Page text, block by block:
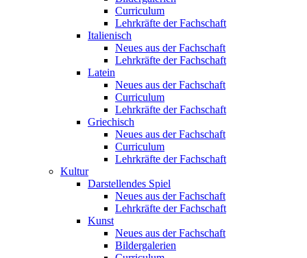
Curriculum
Lehrkräfte der Fachschaft
Italienisch
Neues aus der Fachschaft
Lehrkräfte der Fachschaft
Latein
Neues aus der Fachschaft
Curriculum
Lehrkräfte der Fachschaft
Griechisch
Neues aus der Fachschaft
Curriculum
Lehrkräfte der Fachschaft
Kultur
Darstellendes Spiel
Neues aus der Fachschaft
Lehrkräfte der Fachschaft
Kunst
Neues aus der Fachschaft
Bildergalerien